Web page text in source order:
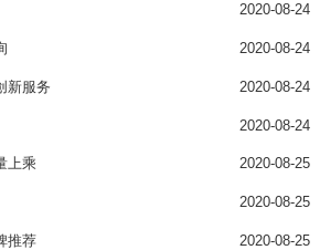
2020-08-24
2020-08-24
新服务 2020-08-24
2020-08-24
上乘 2020-08-25
2020-08-25
推荐 2020-08-25